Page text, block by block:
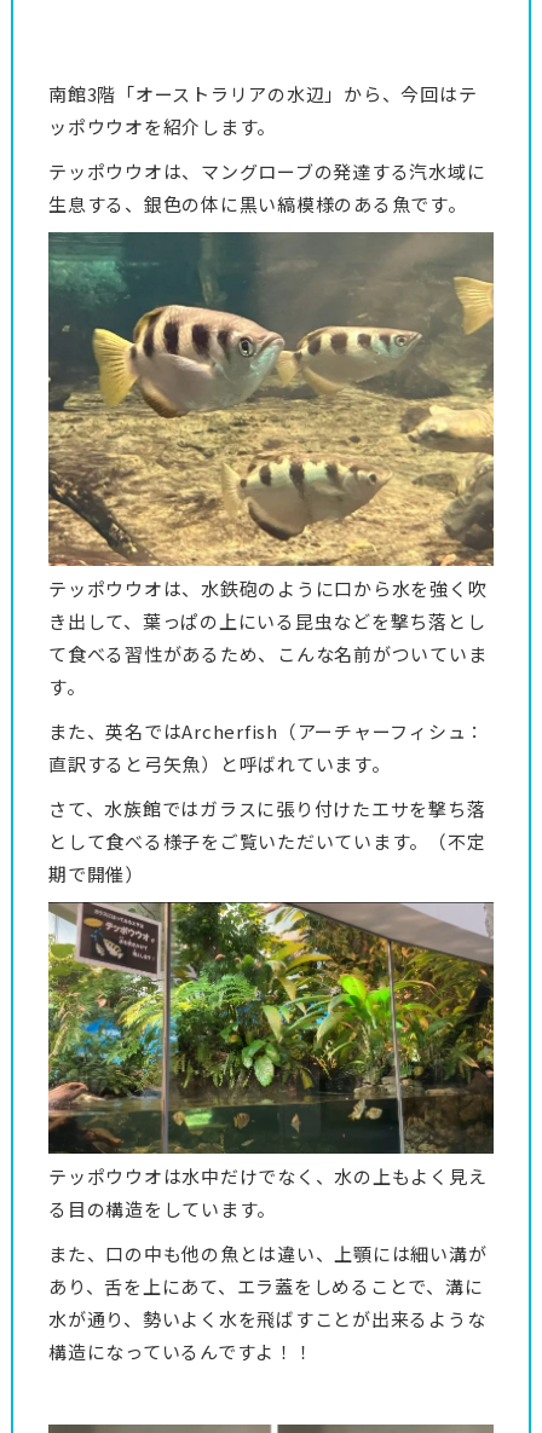
南館3階「オーストラリアの水辺」から、今回はテ
ッポウウオを紹介します。
テッポウウオは、マングローブの発達する汽水域に
生息する、銀色の体に黒い縞模様のある魚です。
テッポウウオは、水鉄砲のように口から水を強く吹
き出して、葉っぱの上にいる昆虫などを撃ち落とし
て食べる習性があるため、こんな名前がついていま
す。
また、英名ではArcherfish（アーチャーフィシュ：
直訳すると弓矢魚）と呼ばれています。
さて、水族館ではガラスに張り付けたエサを撃ち落
として食べる様子をご覧いただいています。（不定
期で開催）
テッポウウオは水中だけでなく、水の上もよく見え
る目の構造をしています。
また、口の中も他の魚とは違い、上顎には細い溝が
あり、舌を上にあて、エラ蓋をしめることで、溝に
水が通り、勢いよく水を飛ばすことが出来るような
構造になっているんですよ！！